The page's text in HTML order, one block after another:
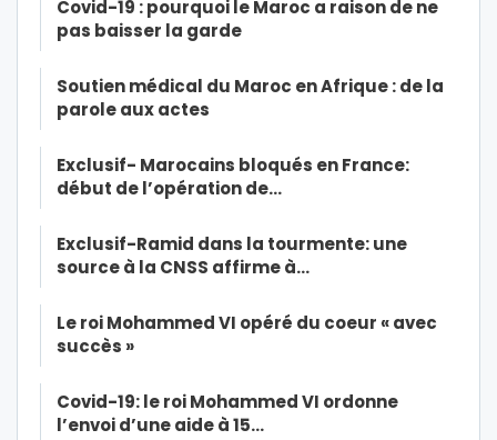
Covid-19 : pourquoi le Maroc a raison de ne
pas baisser la garde
Soutien médical du Maroc en Afrique : de la
parole aux actes
Exclusif- Marocains bloqués en France:
début de l’opération de…
Exclusif-Ramid dans la tourmente: une
source à la CNSS affirme à…
Le roi Mohammed VI opéré du coeur « avec
succès »
Covid-19: le roi Mohammed VI ordonne
l’envoi d’une aide à 15…